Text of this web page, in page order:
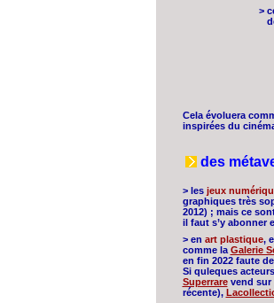
>
Cela évoluera
inspirées du
des
> les jeux
graphiques très
2012) ; mais ce
il faut s’y abonner
> en art plastique,
comme la Galerie
en fin 2022 faute
Si quleques
Superrarevend sur
récente),